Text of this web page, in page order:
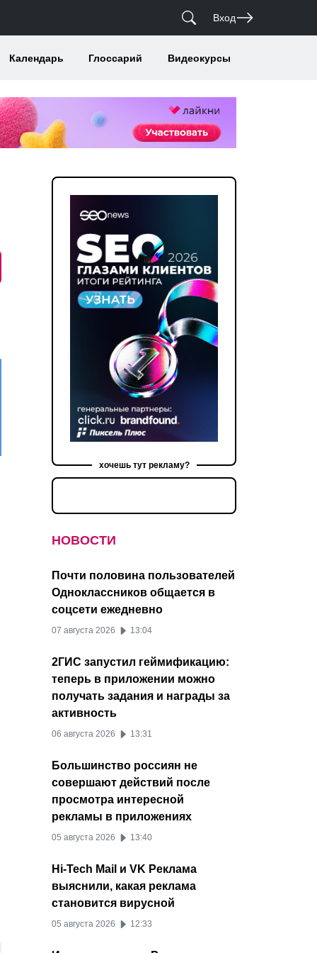
Вход
Календарь Глоссарий Видеокурсы
хочешь тут рекламу?
НОВОСТИ
Почти половина пользователей
Одноклассников общается в
соцсети ежедневно
07 августа 2026 13:04
2ГИС запустил геймификацию:
теперь в приложении можно
получать задания и награды за
активность
06 августа 2026 13:31
Большинство россиян не
совершают действий после
просмотра интересной
рекламы в приложениях
05 августа 2026 13:40
Hi-Tech Mail и VK Реклама
выяснили, какая реклама
становится вирусной
05 августа 2026 12:33